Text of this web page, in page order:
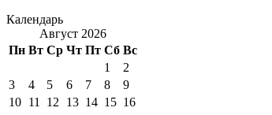
Календарь
Август 2026
Пн Вт Ср Чт Пт Сб Вс
1
2
3
4 5 6 7 8
9
10 11 12 13 14 15 16